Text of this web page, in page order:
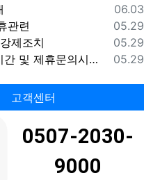
등록
06.03
등록
05.29
관련
등록
05.29
제조치
등록
05.29
마사지탑 영업시간 및 제휴문의시간 안내
고객센터
0507-2030-
9000